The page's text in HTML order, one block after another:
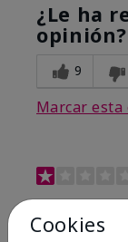
¿Le ha
opinión?
9
Marcar
Not a
Cookies